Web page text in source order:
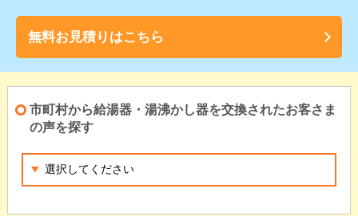
無料お見積りはこちら
市町村から給湯器・湯沸かし器を交換されたお客さま
の声を探す